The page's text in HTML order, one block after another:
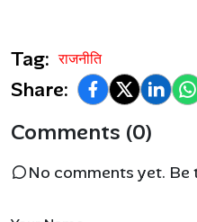
Tag: राजनीति
Share:
Comments (0)
No comments yet.